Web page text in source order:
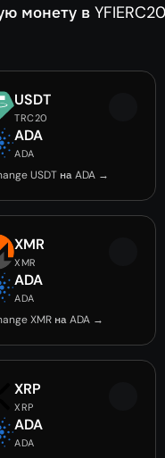
в
USDT
TRC20
ADA
ADA
USDT на ADA →
XMR
XMR
ADA
ADA
XMR на ADA →
XRP
XRP
ADA
ADA